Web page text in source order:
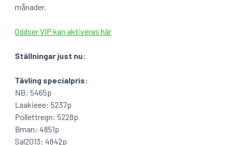
månader.
Oddser VIP kan aktiveras här
Ställningar just nu:
Tävling specialpris:
NB: 5465p
Laakieee: 5237p
Pollettregn: 5228p
Bman: 4851p
Sal2013: 4842p